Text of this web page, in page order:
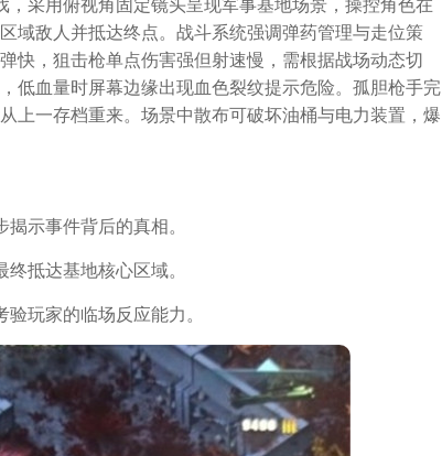
采用俯视角固定镜头呈现军事基地场景，操控角色在
域敌人并抵达终点。战斗系统强调弹药管理与走位策
快，狙击枪单点伤害强但射速慢，需根据战场动态切
低血量时屏幕边缘出现血色裂纹提示危险。孤胆枪手完
上一存档重来。场景中散布可破坏油桶与电力装置，爆
示事件背后的真相。
抵达基地核心区域。
玩家的临场反应能力。